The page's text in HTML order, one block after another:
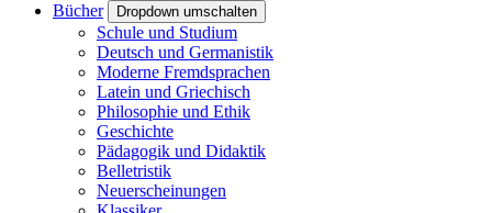
Bücher
Dropdown umschalten
Schule und Studium
Deutsch und Germanistik
Moderne Fremdsprachen
Latein und Griechisch
Philosophie und Ethik
Geschichte
Pädagogik und Didaktik
Belletristik
Neuerscheinungen